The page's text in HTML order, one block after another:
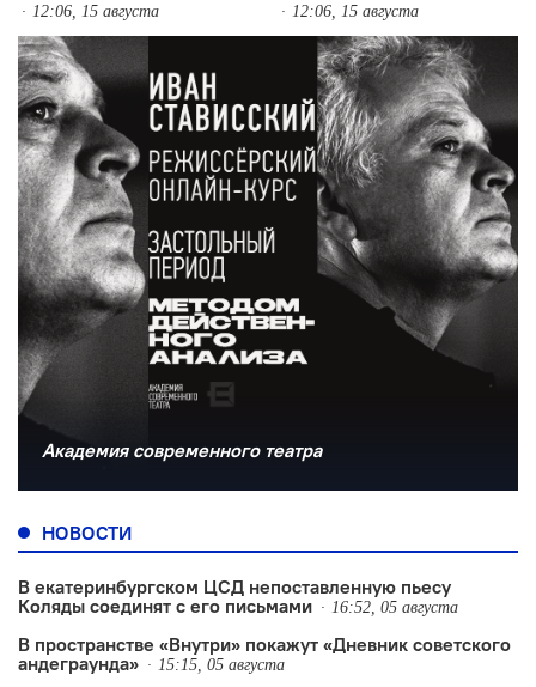
12:06, 15 августа 12:06, 15 августа
Академия современного театра
НОВОСТИ
В екатеринбургском ЦСД непоставленную пьесу
Коляды соединят с его письмами
16:52, 05 августа
В пространстве «Внутри» покажут «Дневник советского
андеграунда»
15:15, 05 августа